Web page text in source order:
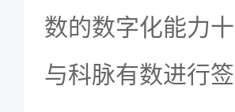
数的数字化能力
与科脉有数进行